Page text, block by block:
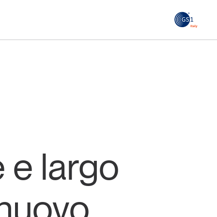
GS1
e largo